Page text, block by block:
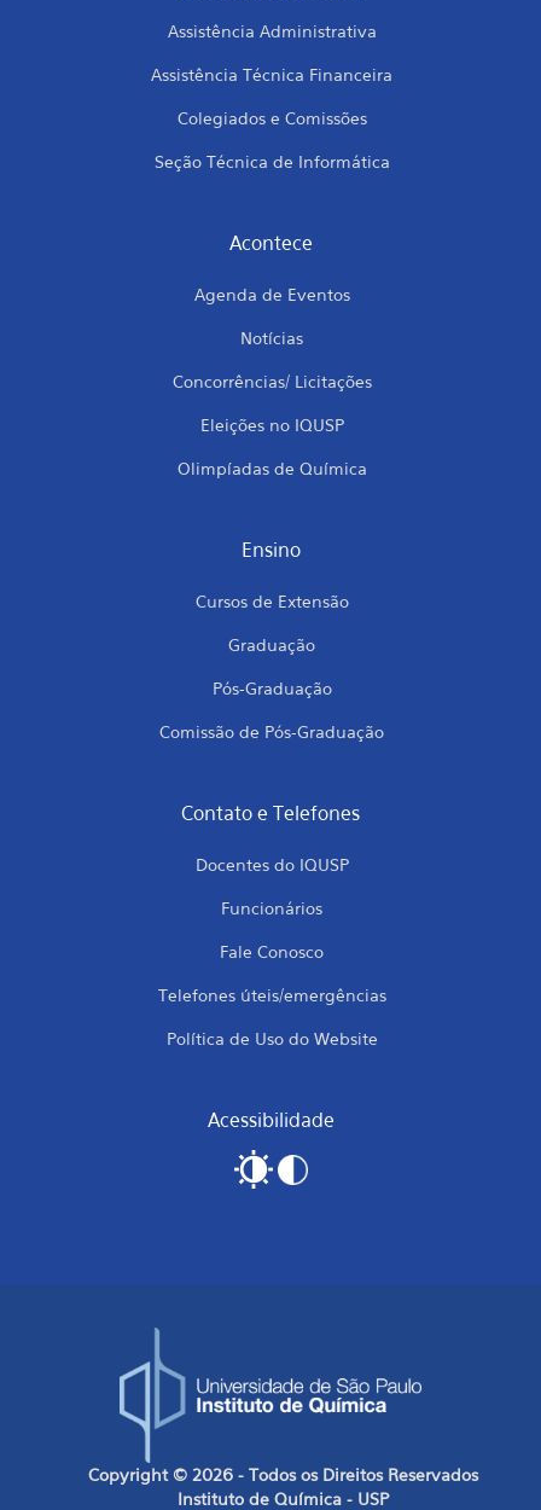
Assistência Administrativa
Assistência Técnica Financeira
Colegiados e Comissões
Seção Técnica de Informática
Acontece
Agenda de Eventos
Notícias
Concorrências/ Licitações
Eleições no IQUSP
Olimpíadas de Química
Ensino
Cursos de Extensão
Graduação
Pós-Graduação
Comissão de Pós-Graduação
Contato e Telefones
Docentes do IQUSP
Funcionários
Fale Conosco
Telefones úteis/emergências
Política de Uso do Website
Acessibilidade
Copyright © 2026 - Todos os Direitos Reservados
Instituto de Química - USP